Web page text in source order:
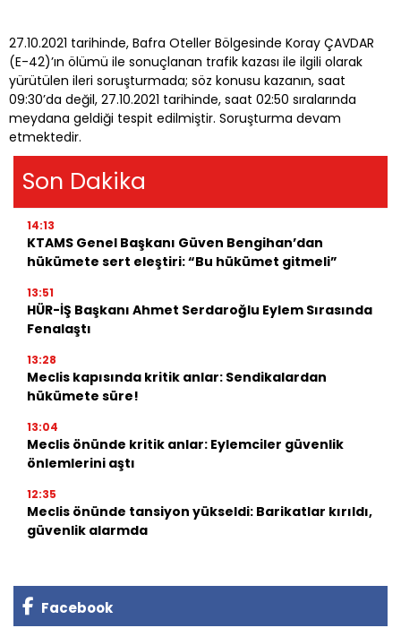
​27.10.2021 tarihinde, Bafra Oteller Bölgesinde Koray ÇAVDAR
(E-42)’ın ölümü ile sonuçlanan trafik kazası ile ilgili olarak
yürütülen ileri soruşturmada; söz konusu kazanın, saat
09:30’da değil, 27.10.2021 tarihinde, saat 02:50 sıralarında
meydana geldiği tespit edilmiştir. Soruşturma devam
etmektedir.
Son Dakika
14:13
KTAMS Genel Başkanı Güven Bengihan’dan
hükümete sert eleştiri: “Bu hükümet gitmeli”
13:51
HÜR-İŞ Başkanı Ahmet Serdaroğlu Eylem Sırasında
Fenalaştı
13:28
Meclis kapısında kritik anlar: Sendikalardan
hükümete süre!
13:04
Meclis önünde kritik anlar: Eylemciler güvenlik
önlemlerini aştı
12:35
Meclis önünde tansiyon yükseldi: Barikatlar kırıldı,
güvenlik alarmda
Facebook